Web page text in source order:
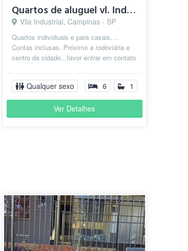
Quartos de aluguel vl. Industrial
Vila Industrial, Campinas - SP
Quartos individuais e para casais....
Contas inclusas. Próximo a rodoviária e
centro da cidade...favor entrar em contato
Qualquer sexo 6 1
Ver Detalhes